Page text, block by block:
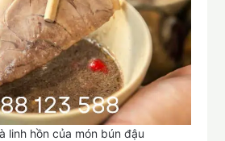
linh hồn của món bún đậu